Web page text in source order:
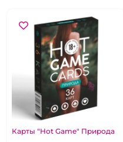
Карты "Hot Game" Природа